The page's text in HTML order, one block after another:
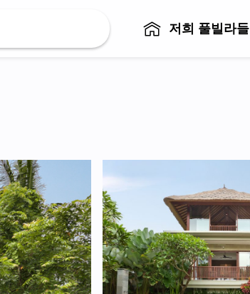
저희 풀빌라들